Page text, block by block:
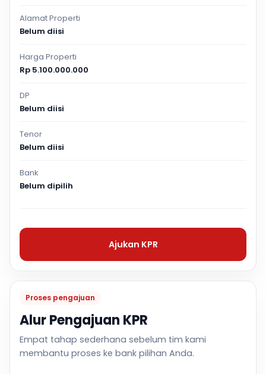
Proses pengajuan
Alur Pengajuan KPR
Empat tahap sederhana sebelum tim kami
membantu proses ke bank pilihan Anda.
Alamat Properti
Belum diisi
Harga Properti
Rp 5.100.000.000
DP
Belum diisi
Tenor
Belum diisi
Bank
Belum dipilih
Ajukan KPR